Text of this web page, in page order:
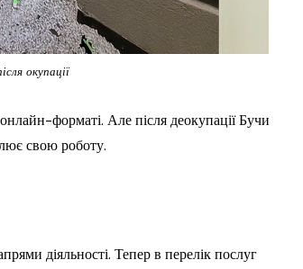
окупації
форматі. Але після деокупації Бучи
свою роботу.
діяльності. Тепер в перелік послуг